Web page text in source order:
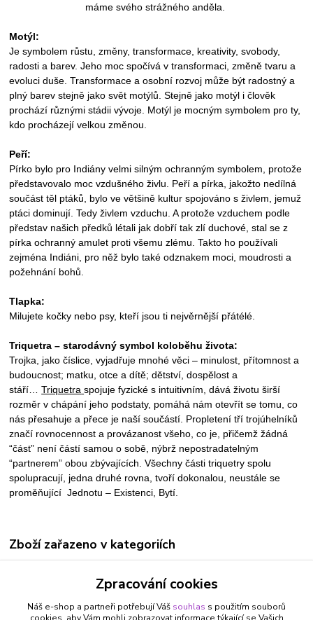
máme svého strážného anděla.
Motýl:
Je symbolem růstu, změny, transformace, kreativity, svobody,
radosti a barev. Jeho moc spočívá v transformaci, změně tvaru a
evoluci duše. Transformace a osobní rozvoj může být radostný a
plný barev stejně jako svět motýlů. Stejně jako motýl i člověk
prochází různými stádii vývoje. Motýl je mocným symbolem pro ty,
kdo procházejí velkou změnou.
Peří:
Pírko bylo pro Indiány velmi silným ochranným symbolem, protože
představovalo moc vzdušného živlu. Peří a pírka, jakožto nedílná
součást těl ptáků, bylo ve většině kultur spojováno s živlem, jemuž
ptáci dominují. Tedy živlem vzduchu. A protože vzduchem podle
představ našich předků létali jak dobří tak zlí duchové, stal se z
pírka ochranný amulet proti všemu zlému. Takto ho používali
zejména Indiáni, pro něž bylo také odznakem moci, moudrosti a
požehnání bohů.
Tlapka:
Milujete kočky nebo psy, kteří jsou ti nejvěrnější přátélé.
Triquetra – starodávný symbol koloběhu života:
Trojka, jako číslice, vyjadřuje mnohé věci – minulost, přítomnost a
budoucnost; matku, otce a dítě; dětství, dospělost a
stáří…Triquetra spojuje fyzické s intuitivním, dává životu širší
rozměr v chápání jeho podstaty, pomáhá nám otevřít se tomu, co
nás přesahuje a přece je naší součástí. Propletení tří trojúhelníků
značí rovnocennost a provázanost všeho, co je, přičemž žádná
“část” není částí samou o sobě, nýbrž nepostradatelným
“partnerem” obou zbývajících. Všechny části triquetry spolu
spolupracují, jedna druhé rovna, tvoří dokonalou, neustále se
proměňující Jednotu – Existenci, Bytí.
Zboží zařazeno v kategoriích
BÝK 21.4. - 21.5.
Zpracování cookies
Náš e-shop a partneři potřebují Váš souhlas s použitím souborů